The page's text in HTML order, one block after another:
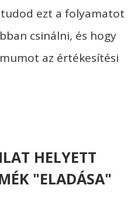
ezt a folyamatot
csinálni, és hogy
az értékesítési
HELYETT
"ELADÁSA"